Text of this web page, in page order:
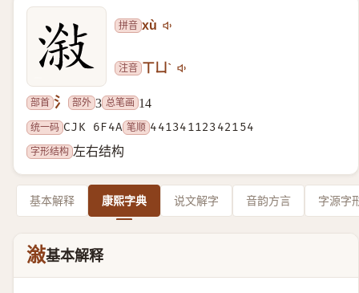
拼音 xù
注音 ㄒㄩˋ
部首 氵 部外 3 总笔画 14
统一码 CJK 6F4A 笔顺 44134112342154
字形结构 左右结构
基本解释 康熙字典 说文解字 音韵方言 字源字
潊基本解释